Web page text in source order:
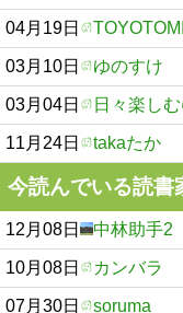
04月19日 TOYOTOMI
03月10日 ゆのすけ
03月04日 日々楽し
11月24日 takaたか
今読んでいる読書
12月08日 中林助手2
10月08日 カンバラ
07月30日 soruma